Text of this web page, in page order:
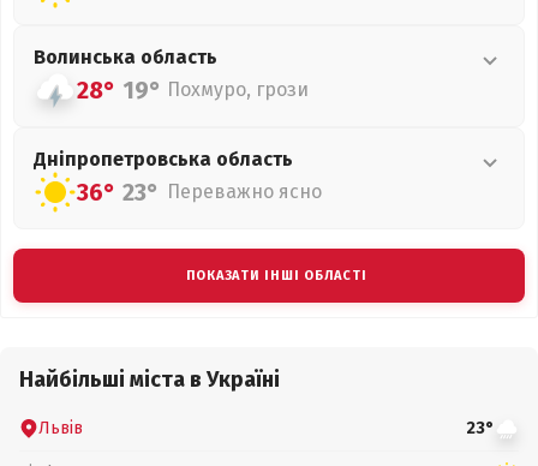
Волинська область
28° 19° Похмуро, грози
Дніпропетровська область
36° 23° Переважно ясно
ПОКАЗАТИ ІНШІ ОБЛАСТІ
Найбільші міста в Україні
Львів 23°